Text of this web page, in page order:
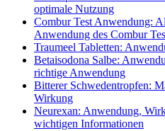
optimale Nutzung
Combur Test Anwendung:
Anwendung des Combur
Traumeel Tabletten:
Betaisodona Salbe:
richtige Anwendung
Bitterer Schwedentropfen:
Wirkung
Neurexan: Anwendung,
wichtigen Informationen